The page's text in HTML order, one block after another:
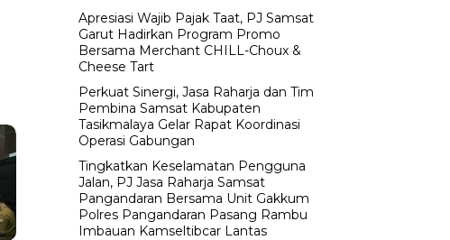
Apresiasi Wajib Pajak Taat, PJ Samsat
Garut Hadirkan Program Promo
Bersama Merchant CHILL-Choux &
Cheese Tart
Perkuat Sinergi, Jasa Raharja dan Tim
Pembina Samsat Kabupaten
Tasikmalaya Gelar Rapat Koordinasi
Operasi Gabungan
Tingkatkan Keselamatan Pengguna
Jalan, PJ Jasa Raharja Samsat
Pangandaran Bersama Unit Gakkum
Polres Pangandaran Pasang Rambu
Imbauan Kamseltibcar Lantas